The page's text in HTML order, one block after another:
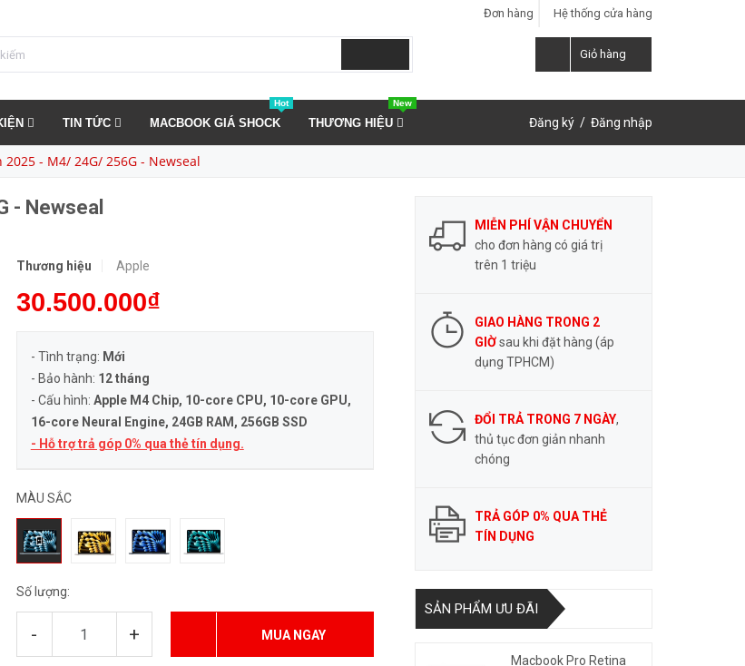
Hệ thống cửa hàng
Đơn hàng
Giỏ hàng
TIN TỨC MACBOOK GIÁ SHOCK
Hot
THƯƠNG HIỆU
New
Đăng ký / Đăng nhập
- M4/ 24G/ 256G - Newseal
- Newseal
Thương hiệu
Apple
30.500.000₫
- Tình trạng: Mới
- Bảo hành: 12 tháng
- Cấu hình: Apple M4 Chip, 10-core CPU, 10-core GPU,
16-core Neural Engine, 24GB RAM, 256GB SSD
- Hỗ trợ trả góp 0% qua thẻ tín dụng.
MÀU SẮC
Số lượng:
- + MUA NGAY
LIÊN HỆ ĐẶT HÀNG
0937.859.591
MIỄN PHÍ VẬN CHUYỂN
cho đơn hàng có giá trị
trên 1 triệu
GIAO HÀNG TRONG 2
GIỜsau khi đặt hàng (áp
dụng TPHCM)
ĐỔI TRẢ TRONG 7 NGÀY,
thủ tục đơn giản nhanh
chóng
TRẢ GÓP 0% QUA THẺ
TÍN DỤNG
SẢN PHẨM ƯU ĐÃI
Macbook Pro Retina